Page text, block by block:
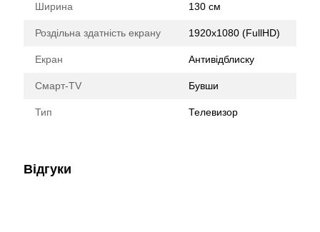
Ширина 130 см
Роздільна здатність екрану 1920x1080 (FullHD)
Екран Антивідблиску
Смарт-TV Бувши
Тип Телевизор
Відгуки